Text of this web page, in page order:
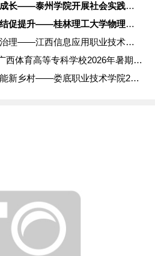
践行青春使命 躬身实践成长——泰州学院开展社会实践服务活动
砥砺奋进守初心 述职总结促提升——桂林理工大学物理与电子信息
践行青春使命 助力基层治理——江西信息应用职业技术学院202
以体育人，逐梦乡村：广西体育高等专科学校2026年暑期社会实
以技助农促发展 青春赋能新乡村——娄底职业技术学院2026年